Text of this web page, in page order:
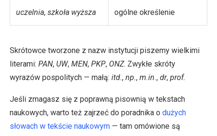
uczelnia, szkoła wyższa ogólne określenie
Skrótowce tworzone z nazw instytucji piszemy wielkimi
literami: PAN, UW, MEN, PKP, ONZ. Zwykłe skróty
wyrazów pospolitych — małą: itd., np., m.in., dr, prof.
Jeśli zmagasz się z poprawną pisownią w tekstach
naukowych, warto też zajrzeć do poradnika o dużych
słowach w tekście naukowym — tam omówione są